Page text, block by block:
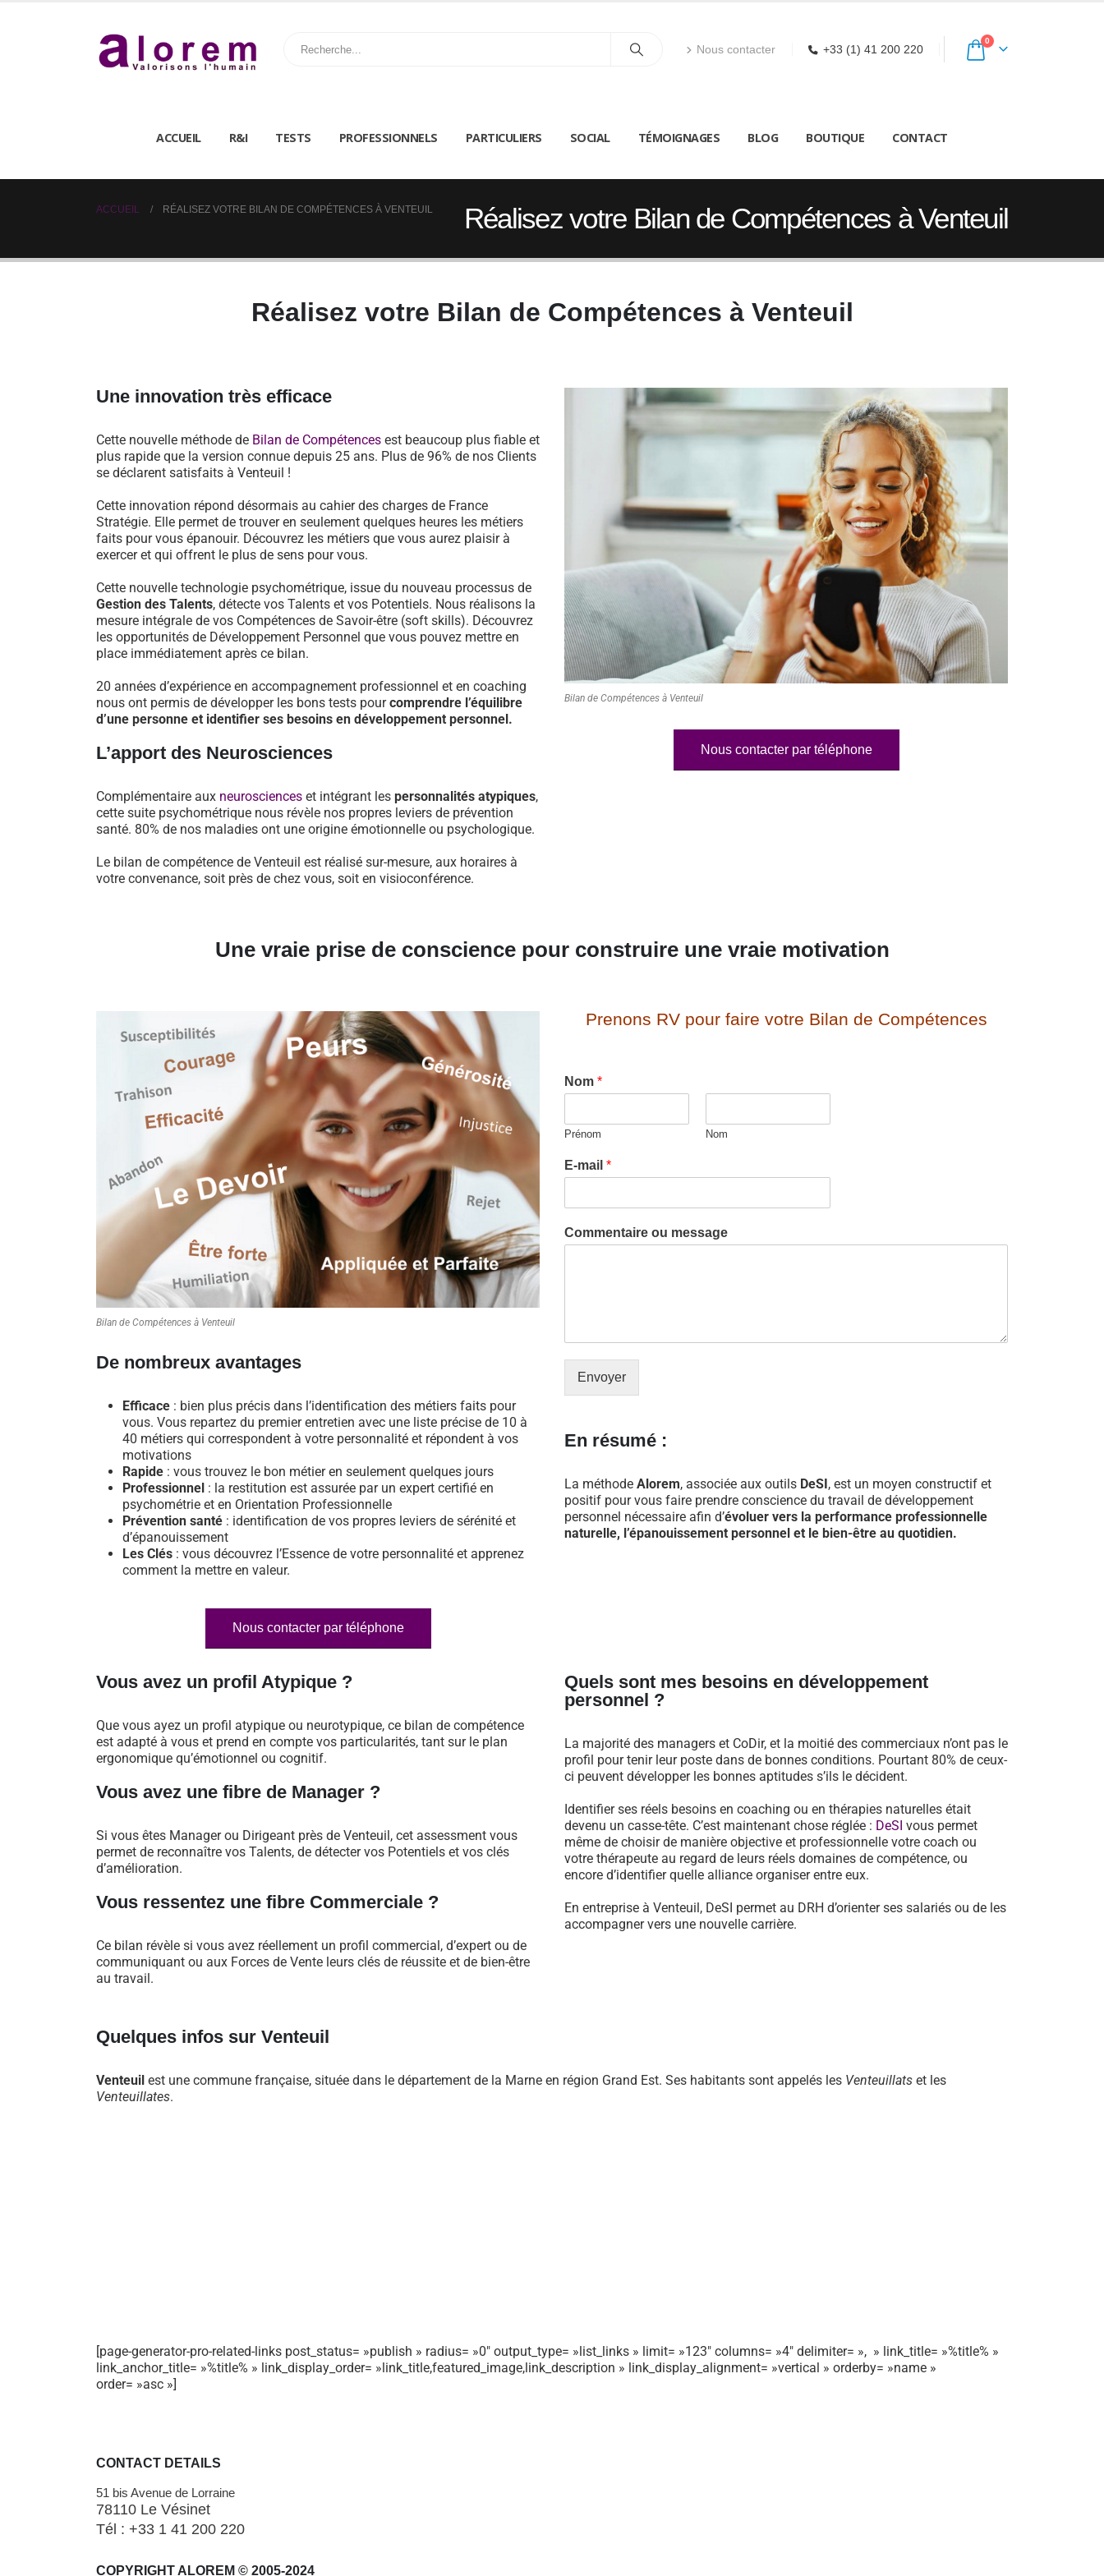
Nous contacter +33 (1) 41 200 220
0
ACCUEIL R&I TESTS PROFESSIONNELS PARTICULIERS SOCIAL TÉMOIGNAGES BLOG BOUTIQUE CONTACT
Réalisez votre Bilan de Compétences à Venteuil
ACCUEIL RÉALISEZ VOTRE BILAN DE COMPÉTENCES À VENTEUIL
Réalisez votre Bilan de Compétences à Venteuil
Une innovation très efficace
Cette nouvelle méthode de Bilan de Compétences est beaucoup plus fiable et
plus rapide que la version connue depuis 25 ans. Plus de 96% de nos Clients
se déclarent satisfaits à Venteuil !
Cette innovation répond désormais au cahier des charges de France
Stratégie. Elle permet de trouver en seulement quelques heures les métiers
faits pour vous épanouir. Découvrez les métiers que vous aurez plaisir à
exercer et qui offrent le plus de sens pour vous.
Cette nouvelle technologie psychométrique, issue du nouveau processus de
Gestion des Talents, détecte vos Talents et vos Potentiels. Nous réalisons la
mesure intégrale de vos Compétences de Savoir-être (soft skills). Découvrez
les opportunités de Développement Personnel que vous pouvez mettre en
place immédiatement après ce bilan.
20 années d’expérience en accompagnement professionnel et en coaching
nous ont permis de développer les bons tests pourcomprendre l’équilibre
d’une personne et identifier ses besoins en développement personnel.
L’apport des Neurosciences
Complémentaire aux neurosciences et intégrant les personnalités atypiques,
cette suite psychométrique nous révèle nos propres leviers de prévention
santé. 80% de nos maladies ont une origine émotionnelle ou psychologique.
Le bilan de compétence de Venteuil est réalisé sur-mesure, aux horaires à
votre convenance, soit près de chez vous, soit en visioconférence.
Bilan de Compétences à Venteuil
Nous contacter par téléphone
Une vraie prise de conscience pour construire une vraie motivation
Bilan de Compétences à Venteuil
De nombreux avantages
Efficace : bien plus précis dans l’identification des métiers faits pour
vous. Vous repartez du premier entretien avec une liste précise de 10 à
40 métiers qui correspondent à votre personnalité et répondent à vos
motivations
Rapide : vous trouvez le bon métier en seulement quelques jours
Professionnel : la restitution est assurée par un expert certifié en
psychométrie et en Orientation Professionnelle
Prévention santé : identification de vos propres leviers de sérénité et
d’épanouissement
Les Clés : vous découvrez l’Essence de votre personnalité et apprenez
comment la mettre en valeur.
Nous contacter par téléphone
Prenons RV pour faire votre Bilan de Compétences
Nom *
Prénom Nom
E-mail *
Commentaire ou message
Envoyer
En résumé :
La méthode Alorem, associée aux outils DeSI, est un moyen constructif et
positif pour vous faire prendre conscience du travail de développement
personnel nécessaire afin d’évoluer vers la performance professionnelle
naturelle, l’épanouissement personnel et le bien-être au quotidien.
Vous avez un profil Atypique ?
Que vous ayez un profil atypique ou neurotypique, ce bilan de compétence
est adapté à vous et prend en compte vos particularités, tant sur le plan
ergonomique qu’émotionnel ou cognitif.
Vous avez une fibre de Manager ?
Si vous êtes Manager ou Dirigeant près de Venteuil, cet assessment vous
permet de reconnaître vos Talents, de détecter vos Potentiels et vos clés
d’amélioration.
Vous ressentez une fibre Commerciale ?
Ce bilan révèle si vous avez réellement un profil commercial, d’expert ou de
communiquant ou aux Forces de Vente leurs clés de réussite et de bien-être
au travail.
Quels sont mes besoins en développement
personnel ?
La majorité des managers et CoDir, et la moitié des commerciaux n’ont pas le
profil pour tenir leur poste dans de bonnes conditions. Pourtant 80% de ceux-
ci peuvent développer les bonnes aptitudes s’ils le décident.
Identifier ses réels besoins en coaching ou en thérapies naturelles était
devenu un casse-tête. C’est maintenant chose réglée : DeSI vous permet
même de choisir de manière objective et professionnelle votre coach ou
votre thérapeute au regard de leurs réels domaines de compétence, ou
encore d’identifier quelle alliance organiser entre eux.
En entreprise à Venteuil, DeSI permet au DRH d’orienter ses salariés ou de les
accompagner vers une nouvelle carrière.
Quelques infos sur Venteuil
Venteuil est une commune française, située dans le département de la Marne en région Grand Est. Ses habitants sont appelés les Venteuillats et les
Venteuillates.
[page-generator-pro-related-links post_status= »publish » radius= »0″ output_type= »list_links » limit= »123″ columns= »4″ delimiter= », » link_title= »%title% »
link_anchor_title= »%title% » link_display_order= »link_title,featured_image,link_description » link_display_alignment= »vertical » orderby= »name »
order= »asc »]
CONTACT DETAILS
51 bis Avenue de Lorraine
78110 Le Vésinet
Tél : +33 1 41 200 220
COPYRIGHT ALOREM © 2005-2024